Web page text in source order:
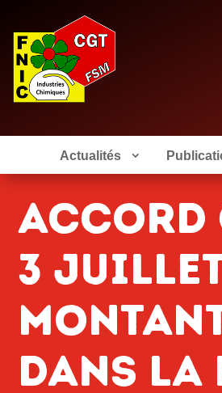
Actualités
3 juillet
dans la